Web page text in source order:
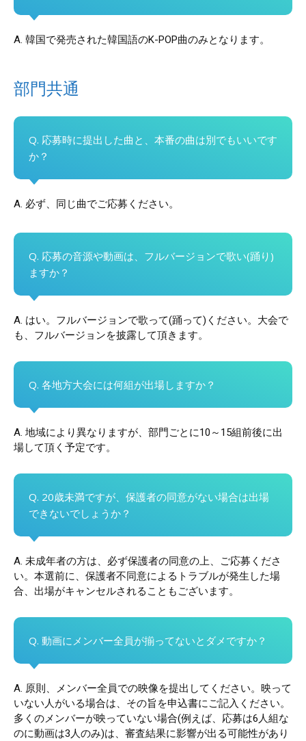
A. 韓国で発売された韓国語のK-POP曲のみとなります。
部門共通
Q. 応募時に提出した曲と、本番の曲は別でもいいです
か？
A. 必ず、同じ曲でご応募ください。
Q. 応募の音源や動画は、フルバージョンで歌い(踊り)
ますか？
A. はい。フルバージョンで歌って(踊って)ください。大会で
も、フルバージョンを披露して頂きます。
Q. 各地方大会には何組が出場しますか？
A. 地域により異なりますが、部門ごとに10～15組前後に出
場して頂く予定です。
Q. 20歳未満ですが、保護者の同意がない場合は出場
できないでしょうか？
A. 未成年者の方は、必ず保護者の同意の上、ご応募くださ
い。本選前に、保護者不同意によるトラブルが発生した場
合、出場がキャンセルされることもございます。
Q. 動画にメンバー全員が揃ってないとダメですか？
A. 原則、メンバー全員での映像を提出してください。映って
いない人がいる場合は、その旨を申込書にご記入ください。
多くのメンバーが映っていない場合(例えば、応募は6人組な
のに動画は3人のみ)は、審査結果に影響が出る可能性があり